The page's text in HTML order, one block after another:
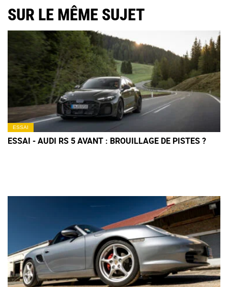
SUR LE MÊME SUJET
ESSAI
ESSAI - AUDI RS 5 AVANT : BROUILLAGE DE PISTES ?